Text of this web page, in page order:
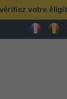
vérifiez votre